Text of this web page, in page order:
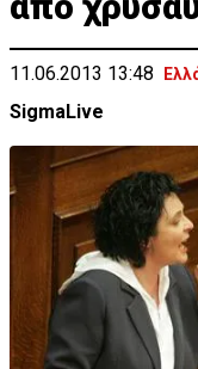
11.06.2013 13:48
SigmaLive